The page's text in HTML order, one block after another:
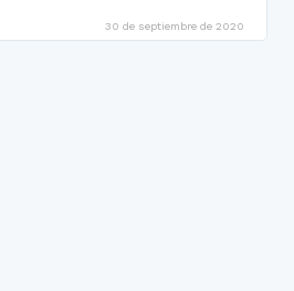
30 de septiembre de 2020